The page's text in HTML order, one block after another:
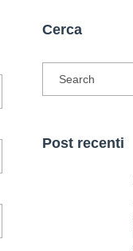
Cerca
Post recenti